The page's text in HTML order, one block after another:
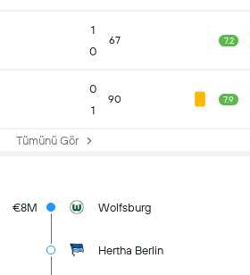
1
0
67 7.2
0
1
90 7.9
Tümünü Gör
€8M Wolfsburg
Hertha Berlin